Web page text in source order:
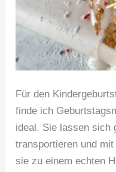
Für den
finde ich
ideal. Sie lassen sich
transportieren und
sie zu einem echten